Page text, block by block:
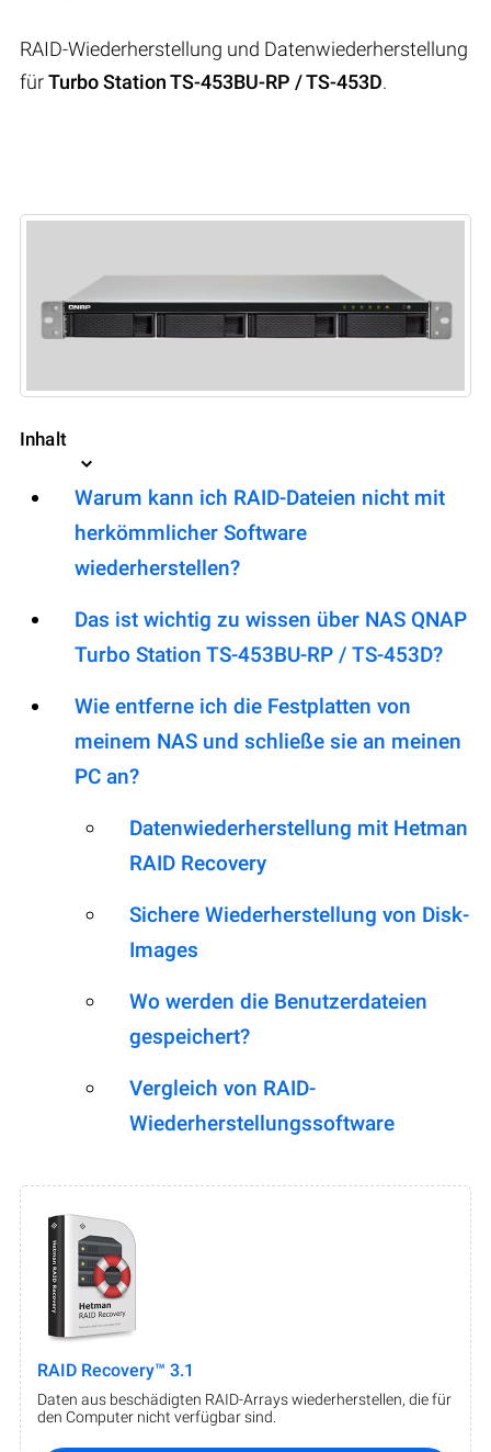
RAID-Wiederherstellung und Datenwiederherstellung
fürTurbo Station TS-453BU-RP / TS-453D.
Inhalt
Warum kann ich RAID-Dateien nicht mit
herkömmlicher Software
wiederherstellen?
Das ist wichtig zu wissen über NAS QNAP
Turbo Station TS-453BU-RP / TS-453D?
Wie entferne ich die Festplatten von
meinem NAS und schließe sie an meinen
PC an?
Datenwiederherstellung mit Hetman
RAID Recovery
Sichere Wiederherstellung von Disk-
Images
Wo werden die Benutzerdateien
gespeichert?
Vergleich von RAID-
Wiederherstellungssoftware
RAID Recovery™ 3.1
Daten aus beschädigten RAID-Arrays wiederherstellen, die für
den Computer nicht verfügbar sind.